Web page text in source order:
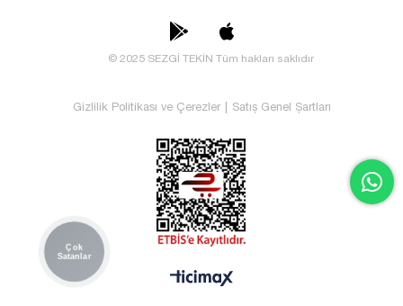
© 2025 SEZGİ TEKİN Tüm hakları saklıdır
Gizlilik Politikası ve Çerezler Satış Genel Şartları
Çok
Satanlar